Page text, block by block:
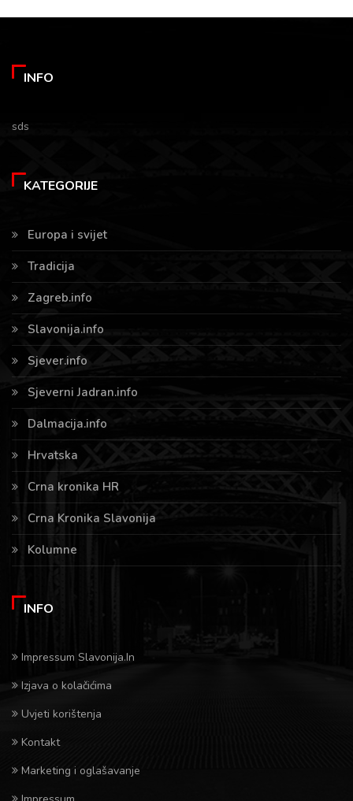
INFO
sds
KATEGORIJE
Europa i svijet
Tradicija
Zagreb.info
Slavonija.info
Sjever.info
Sjeverni Jadran.info
Dalmacija.info
Hrvatska
Crna kronika HR
Crna Kronika Slavonija
Kolumne
INFO
Impressum Slavonija.In
Izjava o kolačićima
Uvjeti korištenja
Kontakt
Marketing i oglašavanje